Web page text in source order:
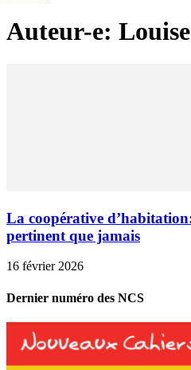
Auteur-e:
La coopérative
pertinent que jamais
16 février 2026
Dernier numéro des NCS